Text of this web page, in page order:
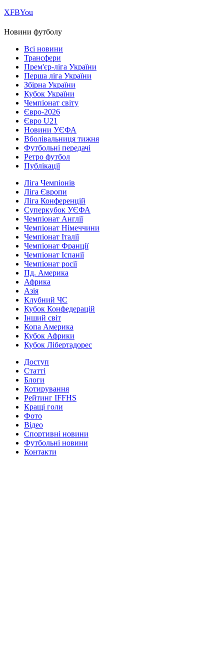
ХFBYou
Новини футболу
Всі новини
Трансфери
Прем'єр-ліга України
Перша ліга України
Збірна України
Кубок України
Чемпіонат світу
Євро-2026
Євро U21
Новини УЄФА
Вболівальниця тижня
Футбольні передачі
Ретро футбол
Публікації
Ліга Чемпіонів
Ліга Європи
Ліга Конференцій
Суперкубок УЄФА
Чемпіонат Англії
Чемпіонат Німеччини
Чемпіонат Італії
Чемпіонат Франції
Чемпіонат Іспанії
Чемпіонат росії
Пд. Америка
Африка
Азія
Клубний ЧС
Кубок Конфедерацій
Інший світ
Копа Америка
Кубок Африки
Кубок Лібертадорес
Доступ
Статті
Блоги
Котирування
Рейтинг IFFHS
Кращі голи
Фото
Відео
Спортивні новини
Футбольні новини
Контакти